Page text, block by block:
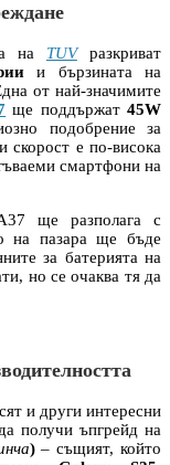
на TUVразкриват
и бързината на
от най-значимите
ще поддържат45W
подобрение за
скорост е по-висока
смартфони на
ще разполага с
на пазара ще бъде
за батерията на
но се очаква тя да
и други интересни
получи ъпгрейд на
)– същият, който